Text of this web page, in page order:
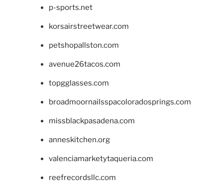
p-sports.net
korsairstreetwear.com
petshopallston.com
avenue26tacos.com
topgglasses.com
broadmoornailsspacoloradosprings.com
missblackpasadena.com
anneskitchen.org
valenciamarketytaqueria.com
reefrecordsllc.com